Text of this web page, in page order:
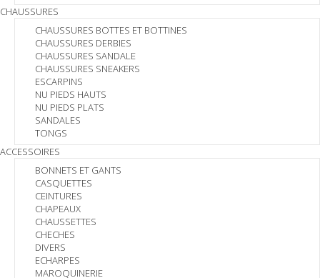
CHAUSSURES
CHAUSSURES BOTTES ET BOTTINES
CHAUSSURES DERBIES
CHAUSSURES SANDALE
CHAUSSURES SNEAKERS
ESCARPINS
NU PIEDS HAUTS
NU PIEDS PLATS
SANDALES
TONGS
ACCESSOIRES
BONNETS ET GANTS
CASQUETTES
CEINTURES
CHAPEAUX
CHAUSSETTES
CHECHES
DIVERS
ECHARPES
MAROQUINERIE